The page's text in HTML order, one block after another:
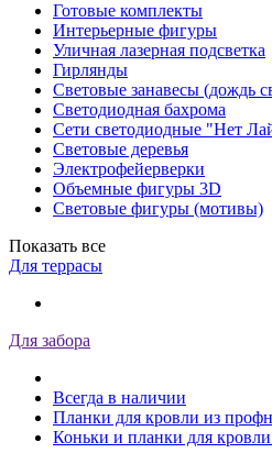
Готовые комплекты
Интерьерные фигуры
Уличная лазерная подсветка
Гирлянды
Световые занавесы (дождь
Светодиодная бахрома
Сети светодиодные "Нет
Световые деревья
Электрофейерверки
Объемные фигуры 3D
Световые фигуры (мотивы)
Показать все
Для террасы
Для забора
Всегда в наличии
Планки для кровли из
Коньки и планки для